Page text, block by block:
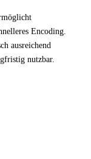
Encoding.
ausreichend
nutzbar.